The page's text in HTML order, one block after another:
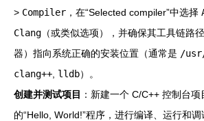
> Compiler ，在“Selected compiler”中选择
Clang （或类似选项），并确保其工具链路
器）指向系统正确的安装位置（通常是 /
clang++ lldb）。
创建并测试项目 ：新建一个 C/C++ 控制台
的“Hello, World!”程序，进行编译、运行和